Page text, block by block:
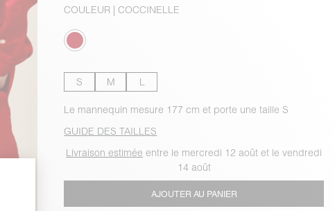
COULEUR | COCCINELLE
S M L
Le mannequin mesure 177 cm et porte une taille S
GUIDE DES TAILLES
Livraison estimée entre le mercredi 12 août et le vendredi
14 août
AJOUTER AU PANIER